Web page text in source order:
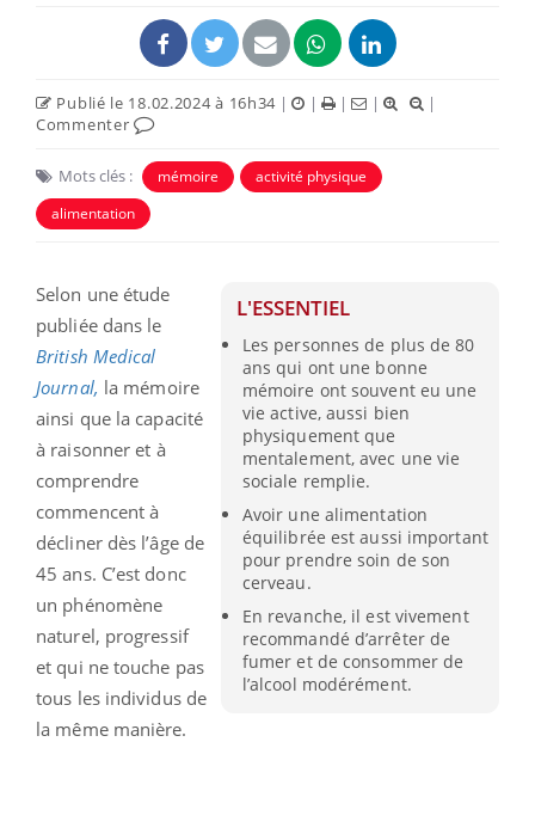
Publié le 18.02.2024 à 16h34 | | | |
|
Commenter
Mots clés : mémoire
activité physique
alimentation
L'ESSENTIEL
Les personnes de plus de 80
ans qui ont une bonne
mémoire ont souvent eu une
vie active, aussi bien
physiquement que
mentalement, avec une vie
sociale remplie.
Avoir une alimentation
équilibrée est aussi important
pour prendre soin de son
cerveau.
En revanche, il est vivement
recommandé d’arrêter de
fumer et de consommer de
l’alcool modérément.
Selon une étude
publiée dans le
British Medical
Journal, la mémoire
ainsi que la capacité
à raisonner et à
comprendre
commencent à
décliner dès l’âge de
45 ans. C’est donc
un phénomène
naturel, progressif
et qui ne touche pas
tous les individus de
la même manière.